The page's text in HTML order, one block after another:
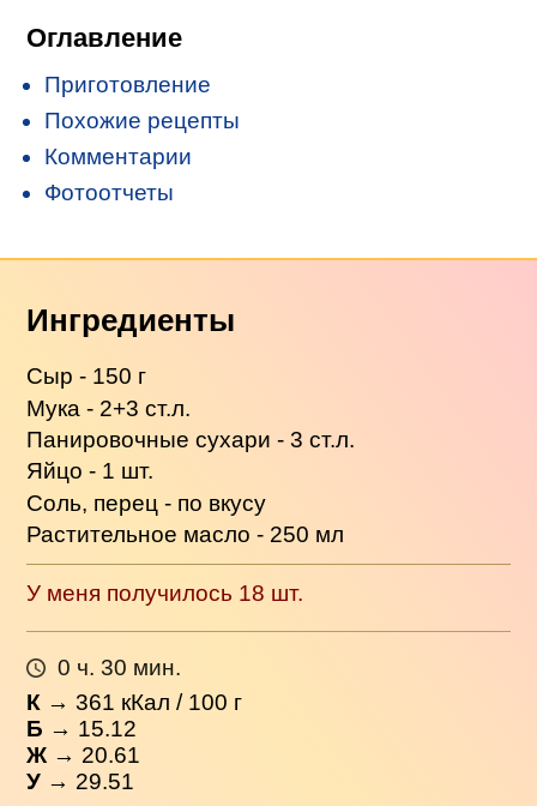
Оглавление
Приготовление
Похожие рецепты
Комментарии
Фотоотчеты
Ингредиенты
Сыр - 150 г
Мука - 2+3 ст.л.
Панировочные сухари - 3 ст.л.
Яйцо - 1 шт.
Соль, перец - по вкусу
Растительное масло - 250 мл
У меня получилось 18 шт.
0 ч. 30 мин.
К →361 кКал / 100 г
Б → 15.12
Ж → 20.61
У → 29.51